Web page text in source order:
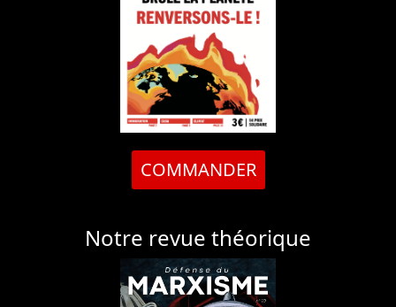
COMMANDER
Notre revue théorique